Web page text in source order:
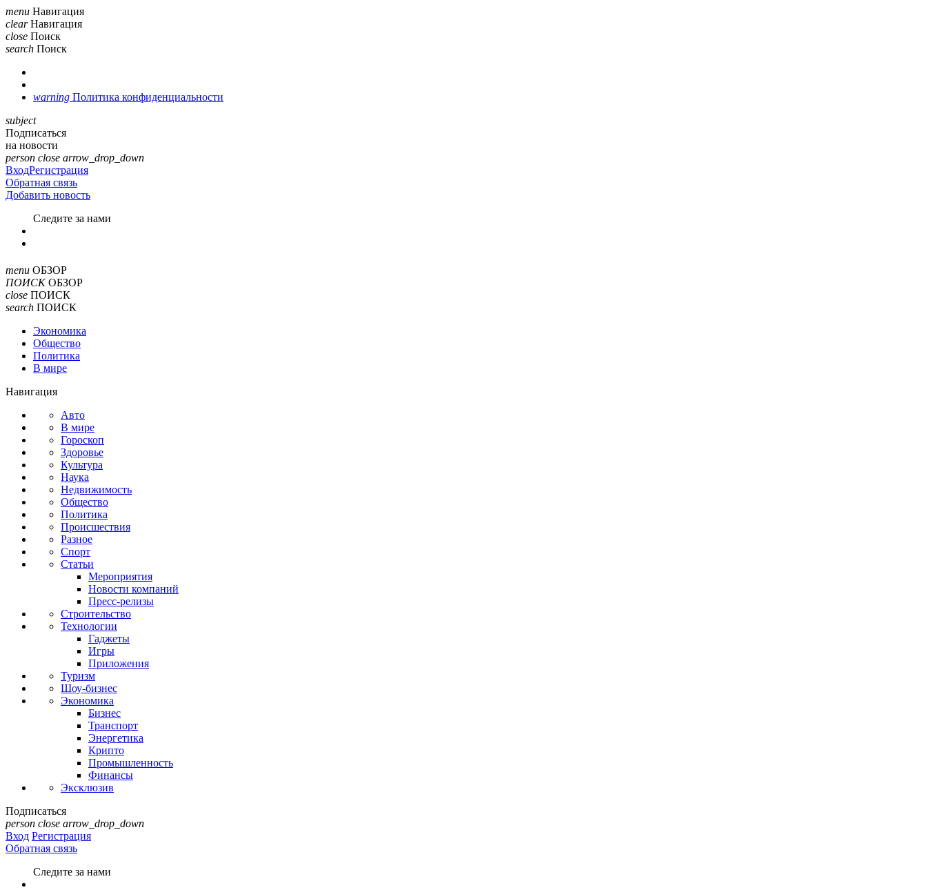
menu Навигация
clear Навигация
close Поиск
search Поиск
warning Политика конфиденциальности
subject
Подписаться
на новости
person close arrow_drop_down
ВходРегистрация
Обратная связь
Добавить новость
Cледите за нами
menu ОБЗОР
ПОИСК ОБЗОР
close ПОИСК
search ПОИСК
Экономика
Общество
Политика
В мире
Навигация
Авто
В мире
Гороскоп
Здоровье
Культура
Наука
Недвижимость
Общество
Политика
Происшествия
Разное
Спорт
Статьи
Мероприятия
Новости компаний
Пресс-релизы
Строительство
Технологии
Гаджеты
Игры
Приложения
Туризм
Шоу-бизнес
Экономика
Бизнес
Транспорт
Энергетика
Крипто
Промышленность
Финансы
Эксклюзив
Подписаться
person close arrow_drop_down
Вход Регистрация
Обратная связь
Следите за нами